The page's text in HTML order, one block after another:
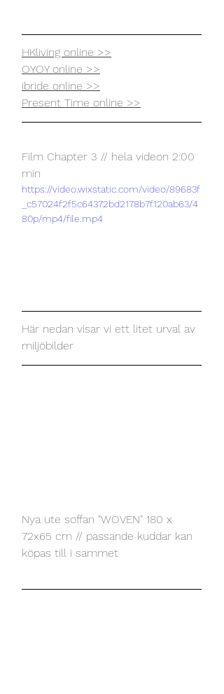
HKliving online >>
OYOY online >>
ibride online >>
Present Time online >>
Film Chapter 3 // hela videon 2:00
min
https://video.wixstatic.com/video/89683f
_c57024f2f5c64372bd2178b7f120ab63/4
80p/mp4/file.mp4
Här nedan visar vi ett litet urval av
miljöbilder
Nya ute soffan "WOVEN" 180 x
72x65 cm // passande kuddar kan
köpas till i sammet